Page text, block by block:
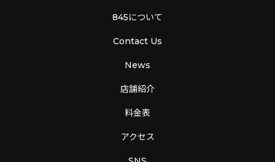
845について
Contact Us
News
店舗紹介
料金表
アクセス